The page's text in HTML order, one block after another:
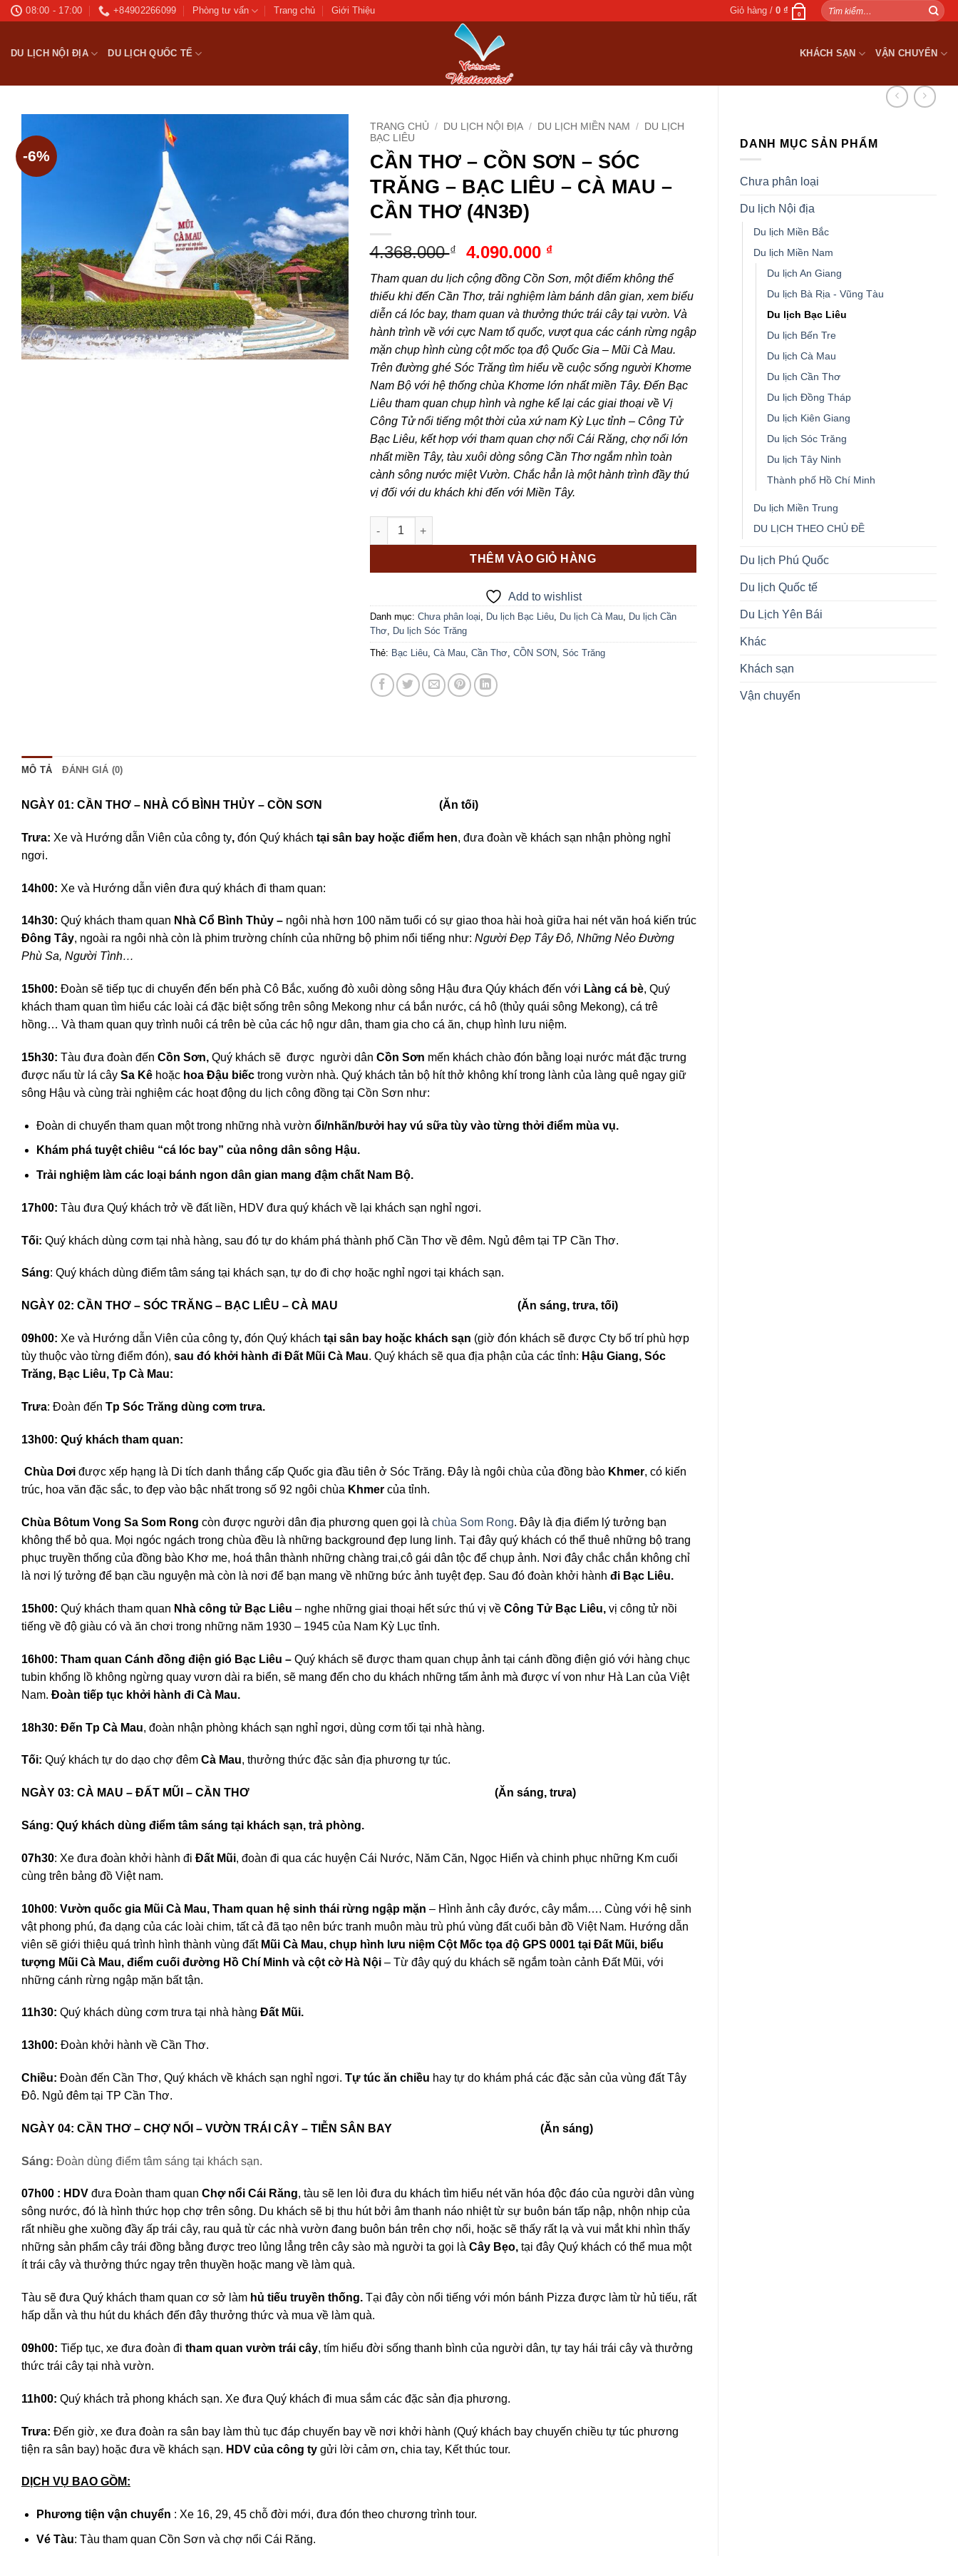
Bỏ
08:00 - 17:00 +84902266099 Phòng tư vấn Trang chủ Giới Thiệu Giỏ hàng /0₫ 0
Tìm
kiếm:
DU LỊCH NỘI ĐỊA DU LỊCH QUỐC TẾ KHÁCH SẠN VẬN CHUYỂN
DANH MỤC SẢN PHẨM
Chưa phân loại
Du lịch Nội địa
Du lịch Miền Bắc
Du lịch Miền Nam
Du lịch An Giang
Du lịch Bà Rịa - Vũng Tàu
Du lịch Bạc Liêu
Du lịch Bến Tre
Du lịch Cà Mau
Du lịch Cần Thơ
Du lịch Đồng Tháp
Du lịch Kiên Giang
Du lịch Sóc Trăng
Du lịch Tây Ninh
Thành phố Hồ Chí Minh
Du lịch Miền Trung
DU LỊCH THEO CHỦ ĐỀ
Du lịch Phú Quốc
Du lịch Quốc tế
Du Lịch Yên Bái
Khác
Khách sạn
Vận chuyển
-6%
Add to
wishlist
TRANG CHỦ / DU LỊCH NỘI ĐỊA / DU LỊCH MIỀN NAM /
DU LỊCH
BẠC LIÊU
CẦN THƠ – CỒN SƠN – SÓC
TRĂNG – BẠC LIÊU – CÀ MAU –
CẦN THƠ (4N3Đ)
4.368.000₫
Giá
gốc
là:
4.368.000 ₫.
4.090.000 ₫Giá
hiện
tại
là:
4.090.000 ₫.
Tham quan du lịch cộng đồng Cồn Sơn, một điểm không thể
thiếu khi đến Cần Thơ, trải nghiệm làm bánh dân gian, xem biểu
diễn cá lóc bay, tham quan và thưởng thức trái cây tại vườn. Và
hành trình về với cực Nam tổ quốc, vượt qua các cánh rừng ngập
mặn chụp hình cùng cột mốc tọa độ Quốc Gia – Mũi Cà Mau.
Trên đường ghé Sóc Trăng tìm hiểu về cuộc sống người Khơme
Nam Bộ với hệ thống chùa Khơme lớn nhất miền Tây. Đến Bạc
Liêu tham quan chụp hình và nghe kể lại các giai thoại về Vị
Công Tử nổi tiếng một thời của xứ nam Kỳ Lục tỉnh – Công Tử
Bạc Liêu, kết hợp với tham quan chợ nổi Cái Răng, chợ nổi lớn
nhất miền Tây, tàu xuôi dòng sông Cần Thơ ngắm nhìn toàn
cành sông nước miệt Vườn. Chắc hẳn là một hành trình đầy thú
vị đối với du khách khi đến với Miền Tây.
CẦN THƠ – CỒN SƠN - SÓC TRĂNG – BẠC LIÊU – CÀ MAU – CẦN THƠ (4N3Đ) số lượng
THÊM VÀO GIỎ HÀNG
Add to wishlist
Danh mục: Chưa phân loại, Du lịch Bạc Liêu, Du lịch Cà Mau, Du lịch Cần
Thơ, Du lịch Sóc Trăng
Thẻ: Bạc Liêu, Cà Mau, Cần Thơ, CỒN SƠN, Sóc Trăng
MÔ TẢ ĐÁNH GIÁ (0)
NGÀY 01: CẦN THƠ – NHÀ CỔ BÌNH THỦY – CỒN SƠN (Ăn tối)
Trưa: Xe và Hướng dẫn Viên của công ty, đón Quý khách tại sân bay hoặc điểm hen, đưa đoàn về khách sạn nhận phòng nghỉ
ngơi.
14h00: Xe và Hướng dẫn viên đưa quý khách đi tham quan:
14h30: Quý khách tham quan Nhà Cổ Bình Thủy – ngôi nhà hơn 100 năm tuổi có sự giao thoa hài hoà giữa hai nét văn hoá kiến trúc
Đông Tây, ngoài ra ngôi nhà còn là phim trường chính của những bộ phim nổi tiếng như: Người Đẹp Tây Đô, Những Nẻo Đường
Phù Sa, Người Tình…
15h00: Đoàn sẽ tiếp tục di chuyển đến bến phà Cô Bắc, xuống đò xuôi dòng sông Hậu đưa Qúy khách đến với Làng cá bè, Quý
khách tham quan tìm hiểu các loài cá đặc biệt sống trên sông Mekong như cá bắn nước, cá hô (thủy quái sông Mekong), cá trê
hồng… Và tham quan quy trình nuôi cá trên bè của các hộ ngư dân, tham gia cho cá ăn, chụp hình lưu niệm.
15h30: Tàu đưa đoàn đến Cồn Sơn, Quý khách sẽ được người dân Cồn Sơn mến khách chào đón bằng loại nước mát đặc trưng
được nấu từ lá cây Sa Kê hoặc hoa Đậu biếc trong vườn nhà. Quý khách tản bộ hít thở không khí trong lành của làng quê ngay giữ
sông Hậu và cùng trài nghiệm các hoạt động du lịch công đồng tại Cồn Sơn như:
Đoàn di chuyển tham quan một trong những nhà vườn ổi/nhãn/bưởi hay vú sữa tùy vào từng thởiđiểmmùa vụ.
Khám phá tuyệt chiêu “cá lóc bay” của nông dân sông Hậu.
Trải nghiệm làm các loại bánh ngon dân gian mang đậm chất Nam Bộ.
17h00: Tàu đưa Quý khách trở về đất liền, HDV đưa quý khách về lại khách sạn nghỉ ngơi.
Tối: Quý khách dùng cơm tại nhà hàng, sau đó tự do khám phá thành phố Cần Thơ về đêm. Ngủ đêm tại TP Cần Thơ.
Sáng: Quý khách dùng điểm tâm sáng tại khách sạn, tự do đi chợ hoặc nghỉ ngơi tại khách sạn.
NGÀY 02: CẦN THƠ – SÓC TRĂNG – BẠC LIÊU – CÀ MAU (Ăn sáng, trưa, tối)
09h00: Xe và Hướng dẫn Viên của công ty, đón Quý khách tại sân bay hoặc khách sạn (giờ đón khách sẽ được Cty bố trí phù hợp
tùy thuộc vào từng điểm đón), sau đó khởi hành đi Đất Mũi Cà Mau. Quý khách sẽ qua địa phận của các tỉnh: Hậu Giang, Sóc
Trăng, Bạc Liêu, Tp Cà Mau:
Trưa: Đoàn đến Tp Sóc Trăng dùng cơm trưa.
13h00: Quý khách tham quan:
Chùa Dơi được xếp hạng là Di tích danh thắng cấp Quốc gia đầu tiên ở Sóc Trăng. Đây là ngôi chùa của đồng bào Khmer, có kiến
trúc, hoa văn đặc sắc, to đẹp vào bậc nhất trong số 92 ngôi chùa Khmer của tỉnh.
Chùa Bôtum Vong Sa Som Rong còn được người dân địa phương quen gọi là chùa Som Rong. Đây là địa điểm lý tưởng bạn
không thể bỏ qua. Mọi ngóc ngách trong chùa đều là những background đẹp lung linh. Tại đây quý khách có thể thuê những bộ trang
phục truyền thống của đồng bào Khơ me, hoá thân thành những chàng trai,cô gái dân tộc để chụp ảnh. Nơi đây chắc chắn không chỉ
là nơi lý tưởng để bạn cầu nguyện mà còn là nơi để bạn mang về những bức ảnh tuyệt đẹp. Sau đó đoàn khởi hành đi Bạc Liêu.
15h00: Quý khách tham quan Nhà công tử Bạc Liêu – nghe những giai thoại hết sức thú vị về Công Tử Bạc Liêu, vị công tử nồi
tiếng về độ giàu có và ăn chơi trong những năm 1930 – 1945 của Nam Kỳ Lục tỉnh.
16h00: Tham quan Cánh đồng điện gió Bạc Liêu – Quý khách sẽ được tham quan chụp ảnh tại cánh đồng điện gió với hàng chục
tubin khổng lồ không ngừng quay vươn dài ra biển, sẽ mang đến cho du khách những tấm ảnh mà được ví von như Hà Lan của Việt
Nam. Đoàn tiếp tục khởi hành đi Cà Mau.
18h30: Đến Tp Cà Mau, đoàn nhận phòng khách sạn nghỉ ngơi, dùng cơm tối tại nhà hàng.
Tối: Quý khách tự do dạo chợ đêm Cà Mau, thưởng thức đặc sản địa phương tự túc.
NGÀY 03: CÀ MAU – ĐẤT MŨI – CẦN THƠ (Ăn sáng, trưa)
Sáng: Quý khách dùng điểm tâm sáng tại khách sạn, trả phòng.
07h30: Xe đưa đoàn khởi hành đi Đất Mũi, đoàn đi qua các huyện Cái Nước, Năm Căn, Ngọc Hiển và chinh phục những Km cuối
cùng trên bảng đồ Việt nam.
10h00: Vườn quốc gia Mũi Cà Mau, Tham quan hệ sinh thái rừng ngập mặn – Hình ảnh cây đước, cây mắm…. Cùng với hệ sinh
vật phong phú, đa dạng của các loài chim, tất cả đã tạo nên bức tranh muôn màu trù phú vùng đất cuối bản đồ Việt Nam. Hướng dẫn
viên sẽ giới thiệu quá trình hình thành vùng đất Mũi Cà Mau, chụp hình lưu niệm Cột Mốc tọa độ GPS 0001 tại Đất Mũi, biểu
tượng Mũi Cà Mau, điểm cuối đường Hồ Chí Minh và cột cờ Hà Nội – Từ đây quý du khách sẽ ngắm toàn cảnh Đất Mũi, với
những cánh rừng ngập mặn bất tận.
11h30: Quý khách dùng cơm trưa tại nhà hàng Đất Mũi.
13h00: Đoàn khởi hành về Cần Thơ.
Chiều: Đoàn đến Cần Thơ, Quý khách về khách sạn nghỉ ngơi. Tự túc ăn chiều hay tự do khám phá các đặc sản của vùng đất Tây
Đô. Ngủ đêm tại TP Cần Thơ.
NGÀY 04: CẦN THƠ – CHỢ NỔI – VƯỜN TRÁI CÂY – TIỄN SÂN BAY (Ăn sáng)
Sáng: Đoàn dùng điểm tâm sáng tại khách sạn.
07h00 : HDV đưa Đoàn tham quan Chợ nổi Cái Răng, tàu sẽ len lỏi đưa du khách tìm hiểu nét văn hóa độc đáo của người dân vùng
sông nước, đó là hình thức họp chợ trên sông. Du khách sẽ bị thu hút bởi âm thanh náo nhiệt từ sự buôn bán tấp nập, nhộn nhịp của
rất nhiều ghe xuồng đầy ấp trái cây, rau quả từ các nhà vườn đang buôn bán trên chợ nổi, hoặc sẽ thấy rất lạ và vui mắt khi nhìn thấy
những sản phẩm cây trái đồng bằng được treo lủng lẳng trên cây sào mà người ta gọi là Cây Bẹo, tại đây Quý khách có thể mua một
ít trái cây và thưởng thức ngay trên thuyền hoặc mang về làm quà.
Tàu sẽ đưa Quý khách tham quan cơ sở làm hủ tiếu truyền thống. Tại đây còn nổi tiếng với món bánh Pizza được làm từ hủ tiếu, rất
hấp dẫn và thu hút du khách đến đây thưởng thức và mua về làm quà.
09h00: Tiếp tục, xe đưa đoàn đi tham quan vườn trái cây, tím hiểu đời sống thanh bình của người dân, tự tay hái trái cây và thưởng
thức trái cây tại nhà vườn.
11h00: Quý khách trả phong khách sạn. Xe đưa Quý khách đi mua sắm các đặc sản địa phương.
Trưa: Đến giờ, xe đưa đoàn ra sân bay làm thù tục đáp chuyến bay về nơi khởi hành (Quý khách bay chuyến chiều tự túc phương
tiện ra sân bay) hoặc đưa về khách sạn. HDV của công ty gửi lời cảm ơn, chia tay, Kết thúc tour.
DỊCH VỤ BAO GỒM:
Phương tiện vận chuyển : Xe 16, 29, 45 chỗ đời mới, đưa đón theo chương trình tour.
Vé Tàu: Tàu tham quan Cồn Sơn và chợ nổi Cái Răng.